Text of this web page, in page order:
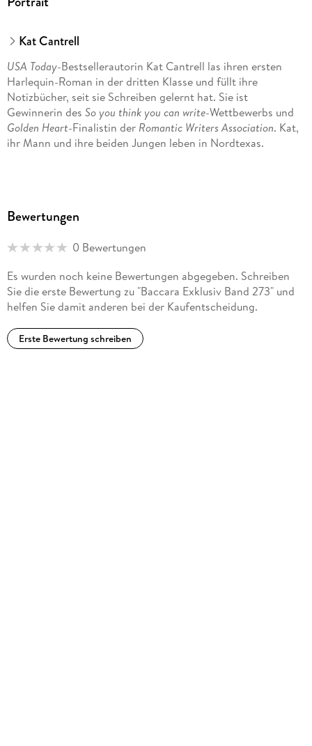
Kat Cantrell
USA Today-Bestsellerautorin Kat Cantrell las ihren ersten
Harlequin-Roman in der dritten Klasse und füllt ihre
Notizbücher, seit sie Schreiben gelernt hat. Sie ist
Gewinnerin des So you think you can write-Wettbewerbs und
Golden Heart-Finalistin der Romantic Writers Association. Kat,
ihr Mann und ihre beiden Jungen leben in Nordtexas.
Bewertungen
0 Bewertungen
Es wurden noch keine Bewertungen abgegeben. Schreiben
Sie die erste Bewertung zu "Baccara Exklusiv Band 273" und
helfen Sie damit anderen bei der Kaufentscheidung.
Erste Bewertung schreiben